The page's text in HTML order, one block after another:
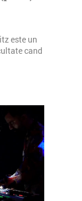
este un
cand